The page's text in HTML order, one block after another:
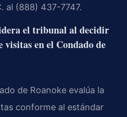
al (888) 437-7747.
el tribunal al decidir
en el Condado de
de Roanoke evalúa la
conforme al estándar